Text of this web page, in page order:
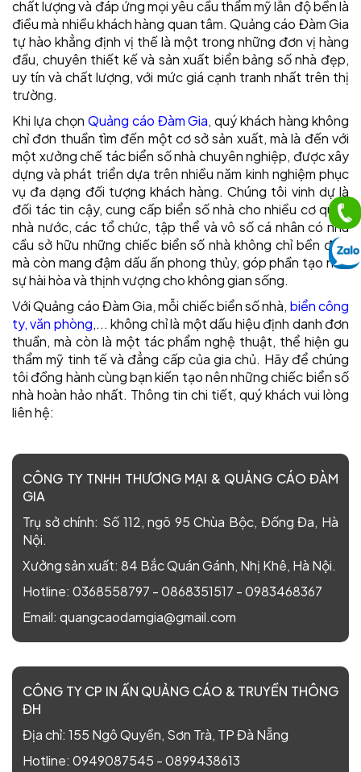
chất lượng và đáp ứng mọi yêu cầu thẩm mỹ lẫn độ bền là
điều mà nhiều khách hàng quan tâm. Quảng cáo Đàm Gia
tự hào khẳng định vị thế là một trong những đơn vị hàng
đầu, chuyên thiết kế và sản xuất biển bảng số nhà đẹp,
uy tín và chất lượng, với mức giá cạnh tranh nhất trên thị
trường.
Khi lựa chọn Quảng cáo Đàm Gia, quý khách hàng không
chỉ đơn thuần tìm đến một cơ sở sản xuất, mà là đến với
một xưởng chế tác biển số nhà chuyên nghiệp, được xây
dựng và phát triển dựa trên nhiều năm kinh nghiệm phục
vụ đa dạng đối tượng khách hàng. Chúng tôi vinh dự là
đối tác tin cậy, cung cấp biển số nhà cho nhiều cơ quan
nhà nước, các tổ chức, tập thể và vô số cá nhân có nhu
cầu sở hữu những chiếc biển số nhà không chỉ bền đẹp
mà còn mang đậm dấu ấn phong thủy, góp phần tạo nên
sự hài hòa và thịnh vượng cho không gian sống.
Với Quảng cáo Đàm Gia, mỗi chiếc biển số nhà, biển công
ty, văn phòng,... không chỉ là một dấu hiệu định danh đơn
thuần, mà còn là một tác phẩm nghệ thuật, thể hiện gu
thẩm mỹ tinh tế và đẳng cấp của gia chủ. Hãy để chúng
tôi đồng hành cùng bạn kiến tạo nên những chiếc biển số
nhà hoàn hảo nhất. Thông tin chi tiết, quý khách vui lòng
liên hệ:
CÔNG TY TNHH THƯƠNG MẠI & QUẢNG CÁO ĐÀM
GIA
Trụ sở chính: Số 112, ngõ 95 Chùa Bộc, Đống Đa, Hà
Nội.
Xưởng sản xuất: 84 Bắc Quán Gánh, Nhị Khê, Hà Nội.
Hotline: 0368558797 -0868351517 -0983468367
Email: quangcaodamgia@gmail.com
CÔNG TY CP IN ẤN QUẢNG CÁO & TRUYỀN THÔNG
ĐH
Địa chỉ: 155 Ngô Quyền, Sơn Trà, TP Đà Nẵng
Hotline: 0949087545 -0899438613